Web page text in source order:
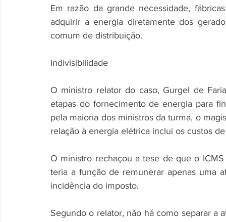
Em razão da grande necessidade,
adquirir a energia diretamente dos
comum de distribuição.
Indivisibilidade
O ministro relator do caso, Gurgel de
etapas do fornecimento de energia para
pela maioria dos ministros da turma, o
relação à energia elétrica inclui os custos
O ministro rechaçou a tese de que o
teria a função de remunerar apenas uma
incidência do imposto.
Segundo o relator, não há como separar a